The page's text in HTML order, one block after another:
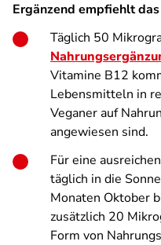
Ergänzend empfiehlt das
Täglich 50
Vitamine B12
Lebensmitteln in
Veganer auf
angewiesen sind.
Für eine
täglich in die
Monaten Oktober
zusätzlich 20
Form von